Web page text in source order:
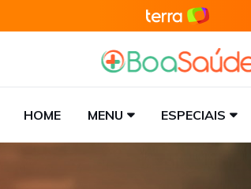
HOME MENU ESPECIAIS